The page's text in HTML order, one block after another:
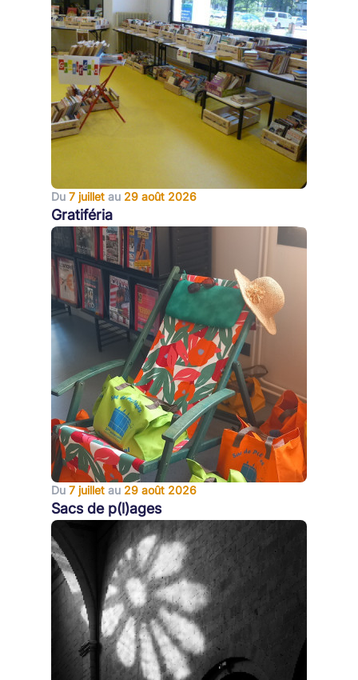
Du 7 juillet au 29 août 2026
Gratiféria
Du 7 juillet au 29 août 2026
Sacs de p(l)ages